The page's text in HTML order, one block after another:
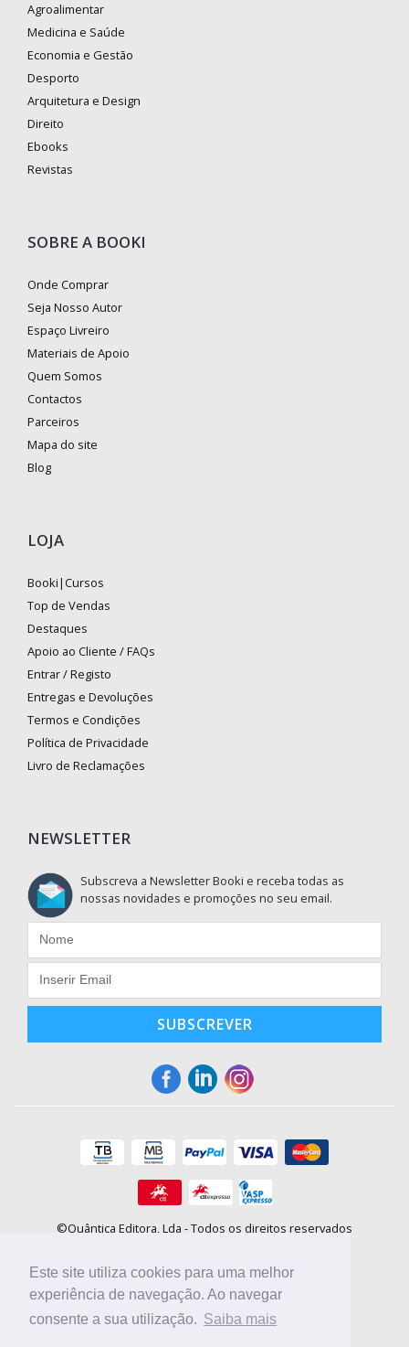
Este site utiliza cookies para uma melhor
experiência de navegação. Ao navegar
consente a sua utilização. Saiba mais
Agroalimentar
Medicina e Saúde
Economia e Gestão
Desporto
Arquitetura e Design
Direito
Ebooks
Revistas
SOBRE A BOOKI
Onde Comprar
Seja Nosso Autor
Espaço Livreiro
Materiais de Apoio
Quem Somos
Contactos
Parceiros
Mapa do site
Blog
LOJA
Booki|Cursos
Top de Vendas
Destaques
Apoio ao Cliente / FAQs
Entrar / Registo
Entregas e Devoluções
Termos e Condições
Política de Privacidade
Livro de Reclamações
NEWSLETTER
Subscreva a Newsletter Booki e receba todas as
nossas novidades e promoções no seu email.
SUBSCREVER
©Quântica Editora, Lda - Todos os direitos reservados
E-mail: info@booki.pt
Tel.: +351 220 104 872(custo de chamada para a rede fixa